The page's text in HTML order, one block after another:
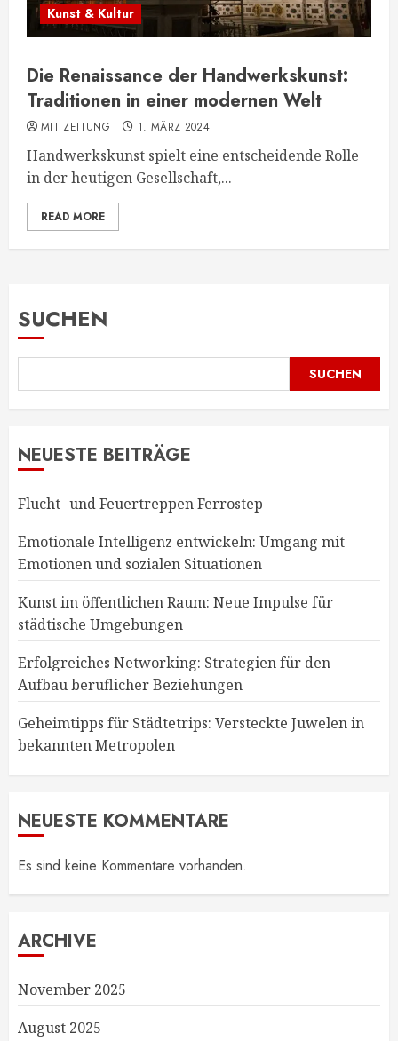
Kunst & Kultur
Die Renaissance der Handwerkskunst:
Traditionen in einer modernen Welt
MIT ZEITUNG 1. MÄRZ 2024
Handwerkskunst spielt eine entscheidende Rolle
in der heutigen Gesellschaft,...
READ MORE
SUCHEN
SUCHEN
NEUESTE BEITRÄGE
Flucht- und Feuertreppen Ferrostep
Emotionale Intelligenz entwickeln: Umgang mit
Emotionen und sozialen Situationen
Kunst im öffentlichen Raum: Neue Impulse für
städtische Umgebungen
Erfolgreiches Networking: Strategien für den
Aufbau beruflicher Beziehungen
Geheimtipps für Städtetrips: Versteckte Juwelen in
bekannten Metropolen
NEUESTE KOMMENTARE
Es sind keine Kommentare vorhanden.
ARCHIVE
November 2025
August 2025